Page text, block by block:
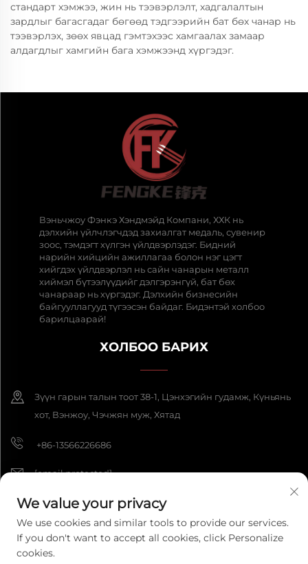
стандарт хэмжээ, жин нь тээвэрлэлт, хадгалалтын
зардлыг багасгадаг бөгөөд тэдгээрийн бат бөх чанар нь
тээвэрлэх, зөөх явцад гэмтэхээс хамгаалах замаар
алдагдлыг хамгийн бага хэмжээнд хүргэдэг.
Вэньчжоу Фэнкэ Хэндмэйд Компани, ХХК нь
дэлхийн үйлчлэгчдэд захиалгат медаль, сувенир
зоос, тэмдэгт хүлгэн үйлдвэрлэдэг. Бидний
нарийн хийцийн ажиллагаа болон нэг цэгт
хийгдэх үйлдвэрлэл нь сайн чанарын металл
хиймэл бүтээлүүдийг дэлгэрэнгүй, бат бөх
чанараар нь хүргэдэг. Дэлхийн бизнесийн
байгууллагууд түгээсэн байдаг. Бидэнтэй холбоо
барилцаарай!
ХОЛБОО БАРИХ
Зүүн гарын талын тоот 38-1, Цэнхэгийн гудамж, Күньянь
хот, Вэнжоу, Чэчжян муж, Хятад
+86-13566226686
[email protected]
Бүх эрх нь Хамгаалагдсан 2025 Wenzhou Fengke Crafts Co., Ltd.
компаний эрх зүйн бүх эрхийг хуваалцана. Нууцлалын бодлого
We value your privacy
We use cookies and similar tools to provide our services.
If you don't want to accept all cookies, click Personalize
cookies.